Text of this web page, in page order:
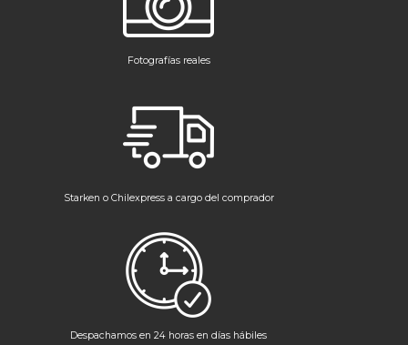
Fotografías reales
Starken o Chilexpress a cargo del comprador
Despachamos en 24 horas en días hábiles